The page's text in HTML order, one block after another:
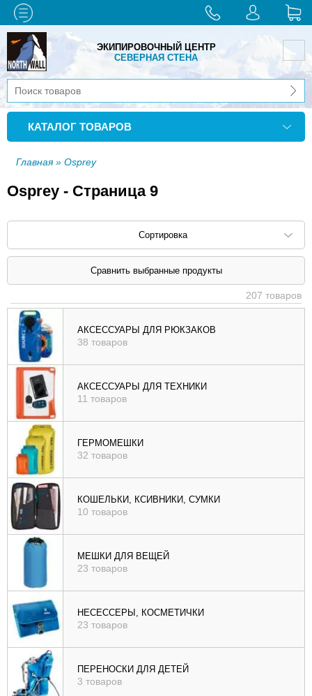
ЭКИПИРОВОЧНЫЙ ЦЕНТР
СЕВЕРНАЯ СТЕНА
КАТАЛОГ ТОВАРОВ
Главная» Osprey
Osprey - Страница 9
Сортировка
Сортировать по: наименованию (
убыв
), цене (
возр
|
убыв
возр
убыв
207 товаров
АКСЕССУАРЫ ДЛЯ РЮКЗАКОВ
38 товаров
АКСЕССУАРЫ ДЛЯ ТЕХНИКИ
11 товаров
ГЕРМОМЕШКИ
32 товаров
КОШЕЛЬКИ, КСИВНИКИ, СУМКИ
10 товаров
МЕШКИ ДЛЯ ВЕЩЕЙ
23 товаров
НЕСЕССЕРЫ, КОСМЕТИЧКИ
23 товаров
ПЕРЕНОСКИ ДЛЯ ДЕТЕЙ
3 товаров